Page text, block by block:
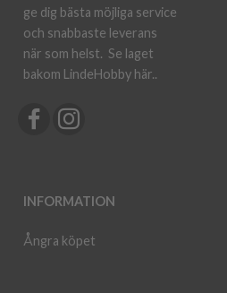
ge dig bästa möjliga service
och snabbaste leverans
när som helst. Se laget
bakom LindeHobby här..
INFORMATION
Ångra köpet